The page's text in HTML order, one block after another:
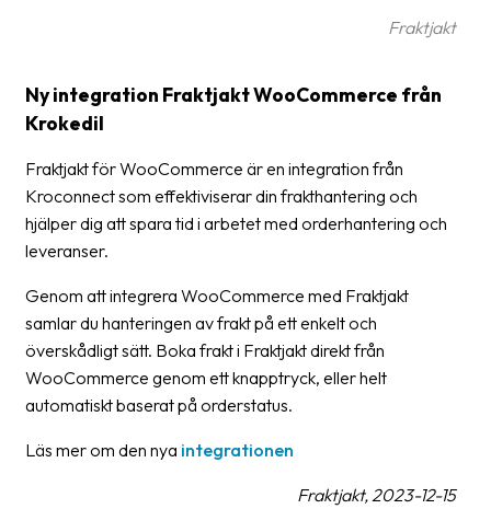
Upphämtningar
Nedladdningar
Streckkodsläsare
Om
företaget
Om
Fraktjakt
Fraktjakt
Ny integration Fraktjakt WooCommerce från
Krokedil
Fraktjakt för WooCommerce är en integration från
Kroconnect som effektiviserar din frakthantering och
hjälper dig att spara tid i arbetet med orderhantering och
leveranser.
Genom att integrera WooCommerce med Fraktjakt
samlar du hanteringen av frakt på ett enkelt och
överskådligt sätt. Boka frakt i Fraktjakt direkt från
WooCommerce genom ett knapptryck, eller helt
automatiskt baserat på orderstatus.
Läs mer om den nya integrationen
Fraktjakt, 2023-12-15